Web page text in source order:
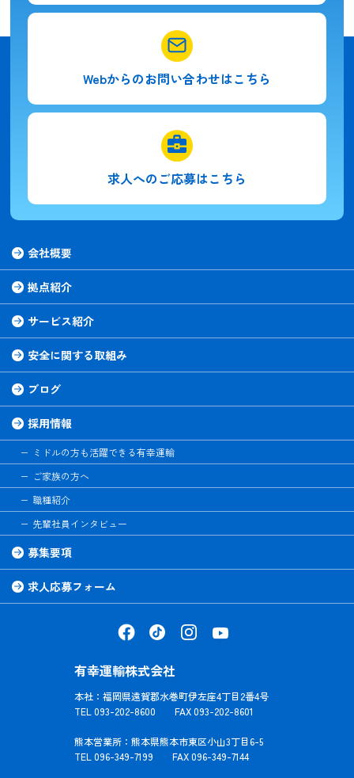
Webからのお問い合わせはこちら
求人へのご応募はこちら
会社概要
拠点紹介
サービス紹介
安全に関する取組み
ブログ
採用情報
ミドルの方も活躍できる有幸運輸
ご家族の方へ
職種紹介
先輩社員インタビュー
募集要項
求人応募フォーム
有幸運輸株式会社
本社：福岡県遠賀郡水巻町伊左座4丁目2番4号
TEL 093-202-8600 FAX 093-202-8601
熊本営業所：熊本県熊本市東区小山3丁目6-5
TEL 096-349-7199 FAX 096-349-7144